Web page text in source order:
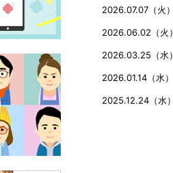
2026.07.07（火）
2026.06.02（火）
2026.03.25（水）
2026.01.14（水）
2025.12.24（水）